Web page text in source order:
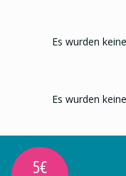
Es wurden
Es wurden
5€